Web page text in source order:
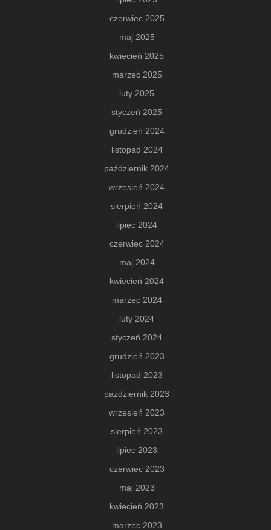
czerwiec 2025
maj 2025
kwiecień 2025
marzec 2025
luty 2025
styczeń 2025
grudzień 2024
listopad 2024
październik 2024
wrzesień 2024
sierpień 2024
lipiec 2024
czerwiec 2024
maj 2024
kwiecień 2024
marzec 2024
luty 2024
styczeń 2024
grudzień 2023
listopad 2023
październik 2023
wrzesień 2023
sierpień 2023
lipiec 2023
czerwiec 2023
maj 2023
kwiecień 2023
marzec 2023